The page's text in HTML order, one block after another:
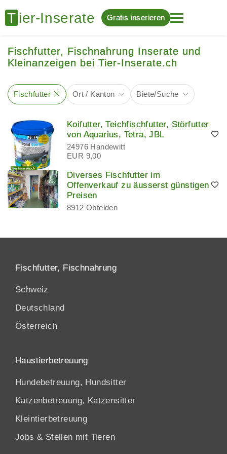
Gratis inserieren
Fischfutter, Fischnahrung Inserate und
Kleinanzeigen bei Tier-Inserate.ch
Fischfutter Ort / Kanton Biete/Suche
Koifutter, Teichfischfutter, Störfutter
von Aquarius, Tetra, JBL
24976 Handewitt
EUR 9,00
Diverses Fischfutter im
Offenverkauf zu äusserst günstigen
Preisen
8912 Obfelden
Fischfutter, Fischnahrung
Schweiz
Deutschland
Österreich
Haustierbetreuung
Hundebetreuung, Hundsitter
Katzenbetreuung, Katzensitter
Kleintierbetreuung
Jobs & Stellen mit Tieren